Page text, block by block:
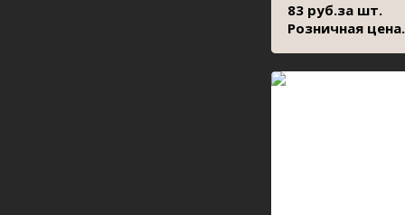
83 руб.за шт.
Розничная цена.